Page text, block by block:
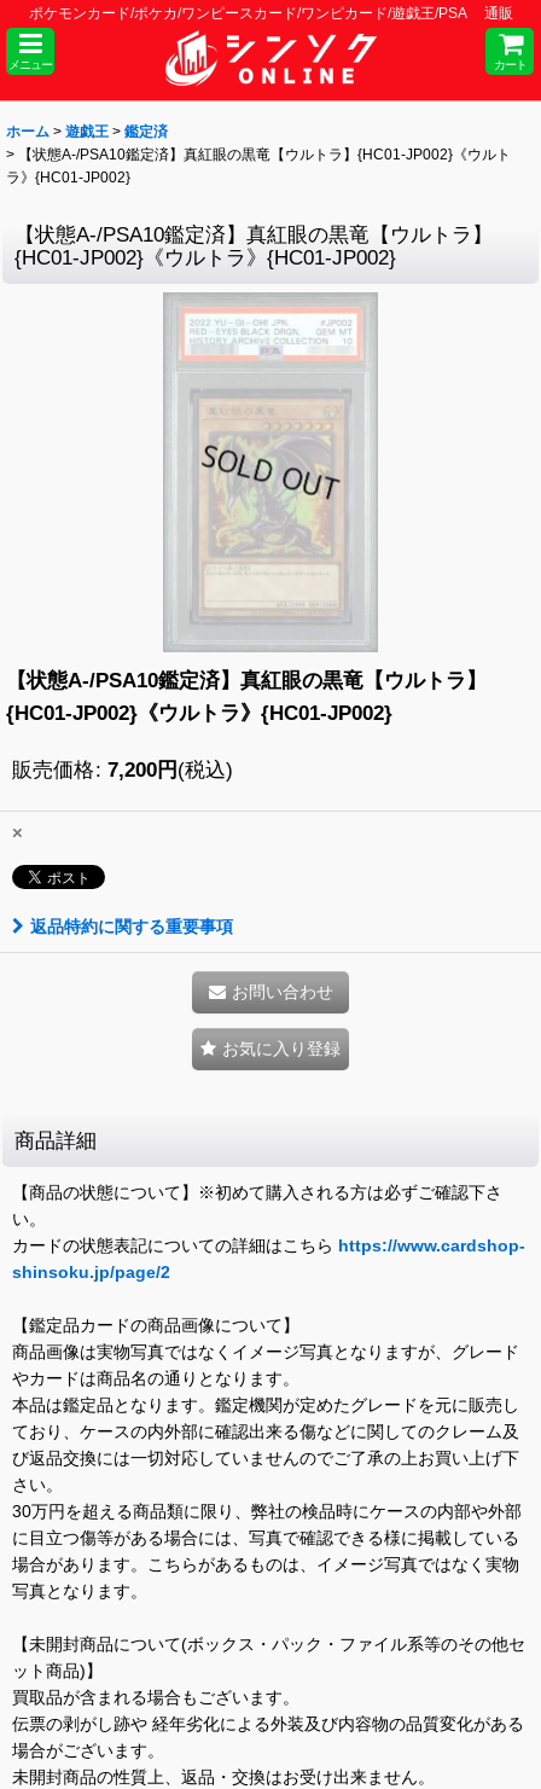
ポケモンカード/ポケカ/ワンピースカード/ワンピカード/遊戯王/PSA 通販
メニュー カート
ホーム > 遊戯王 > 鑑定済
>
【状態A-/PSA10鑑定済】真紅眼の黒竜【ウルトラ】{HC01-JP002}《ウルト
ラ》{HC01-JP002}
【状態A-/PSA10鑑定済】真紅眼の黒竜【ウルトラ】
{HC01-JP002}《ウルトラ》{HC01-JP002}
【状態A-/PSA10鑑定済】真紅眼の黒竜【ウルトラ】
{HC01-JP002}《ウルトラ》{HC01-JP002}
販売価格: 7,200円 (税込)
×
返品特約に関する重要事項
お問い合わせ
お気に入り登録
商品詳細
【商品の状態について】※初めて購入される方は必ずご確認下さ
い。
カードの状態表記についての詳細はこちら https://www.cardshop-
shinsoku.jp/page/2
【鑑定品カードの商品画像について】
商品画像は実物写真ではなくイメージ写真となりますが、グレード
やカードは商品名の通りとなります。
本品は鑑定品となります。鑑定機関が定めたグレードを元に販売し
ており、ケースの内外部に確認出来る傷などに関してのクレーム及
び返品交換には一切対応していませんのでご了承の上お買い上げ下
さい。
30万円を超える商品類に限り、弊社の検品時にケースの内部や外部
に目立つ傷等がある場合には、写真で確認できる様に掲載している
場合があります。こちらがあるものは、イメージ写真ではなく実物
写真となります。
【未開封商品について(ボックス・パック・ファイル系等のその他セ
ット商品)】
買取品が含まれる場合もございます。
伝票の剥がし跡や 経年劣化による外装及び内容物の品質変化がある
場合がございます。
未開封商品の性質上、返品・交換はお受け出来ません。